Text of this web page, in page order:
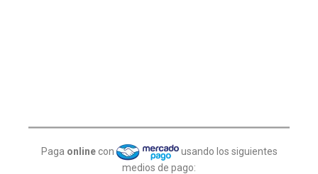
Paga online con
usando los siguientes
medios de pago: